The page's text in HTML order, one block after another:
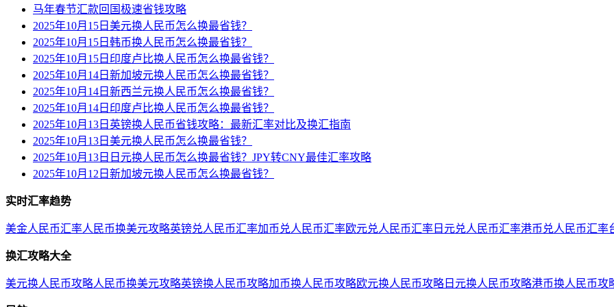
马年春节汇款回国极速省钱攻略
2025年10月15日美元换人民币怎么换最省钱？
2025年10月15日韩币换人民币怎么换最省钱？
2025年10月15日印度卢比换人民币怎么换最省钱？
2025年10月14日新加坡元换人民币怎么换最省钱？
2025年10月14日新西兰元换人民币怎么换最省钱？
2025年10月14日印度卢比换人民币怎么换最省钱？
2025年10月13日英镑换人民币省钱攻略：最新汇率对比及换汇指南
2025年10月13日美元换人民币怎么换最省钱？
2025年10月13日日元换人民币怎么换最省钱？JPY转CNY最佳汇率攻略
2025年10月12日新加坡元换人民币怎么换最省钱？
实时汇率趋势
美金人民币汇率人民币换美元攻略英镑兑人民币汇率加币兑人民币汇率欧元兑人民币汇率 日元兑人民币汇率港币兑人民币汇率
换汇攻略大全
美元换人民币攻略人民币换美元攻略英镑换人民币攻略加币换人民币攻略欧元换人民币攻略 日元换人民币攻略港币换人民币攻